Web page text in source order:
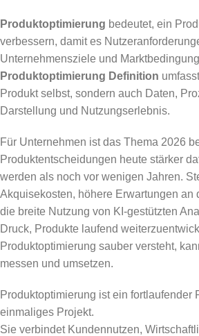
Produktoptimierung bedeutet, ein
verbessern, damit es
Unternehmensziele und
Produktoptimierung Definition
Produkt selbst, sondern auch Daten,
Darstellung und Nutzungserlebnis.
Für Unternehmen ist das Thema 2026
Produktentscheidungen heute stärker
werden als noch vor wenigen Jahren.
Akquisekosten, höhere Erwartungen an
die breite Nutzung von KI-gestützten
Druck, Produkte laufend
Produktoptimierung sauber versteht,
messen und umsetzen.
Produktoptimierung ist ein fortlaufender
einmaliges Projekt.
Sie verbindet Kundennutzen,